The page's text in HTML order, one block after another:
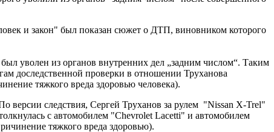
и закон" был показан сюжет о ДТП, виновником которого
уволен из органов внутренних дел „задним числом“. Таким
доследственной проверки в отношении Труханова
тяжкого вреда здоровью человека).
версии следствия, Сергей Труханов за рулем "Nissan X-Trel"
с автомобилем "Chevrolet Lacetti" и автомобилем
тяжкого вреда здоровью).